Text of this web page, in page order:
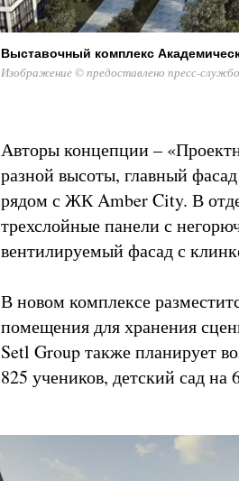
Выставочный комплекс
Изображение © предоставлено пресс-
Авторы концепции –
разной высоты, главный
рядом с ЖК Amber City. В
трехслойные панели с
вентилируемый фасад с
В новом комплексе
помещения для хранения
Setl Group также планирует
825 учеников, детский сад